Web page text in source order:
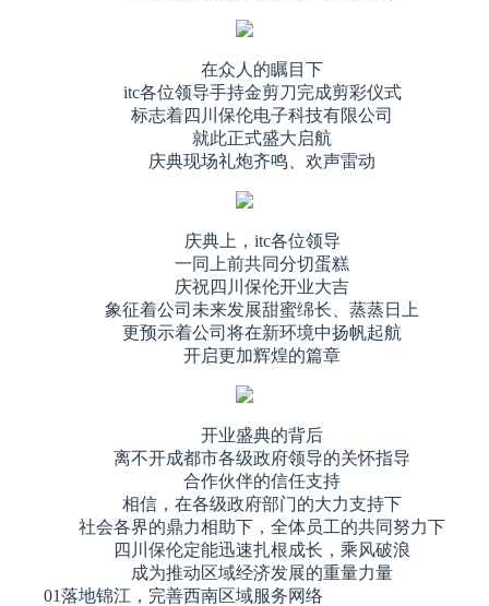
在众人的瞩目下
itc各位领导手持金剪刀完成剪彩仪式
标志着四川保伦电子科技有限公司
就此正式盛大启航
庆典现场礼炮齐鸣、欢声雷动
庆典上，itc各位领导
一同上前共同分切蛋糕
庆祝四川保伦开业大吉
象征着公司未来发展甜蜜绵长、蒸蒸日上
更预示着公司将在新环境中扬帆起航
开启更加辉煌的篇章
开业盛典的背后
离不开成都市各级政府领导的关怀指导
合作伙伴的信任支持
相信，在各级政府部门的大力支持下
社会各界的鼎力相助下，全体员工的共同努力下
四川保伦定能迅速扎根成长，乘风破浪
成为推动区域经济发展的重量力量
01落地锦江，完善西南区域服务网络